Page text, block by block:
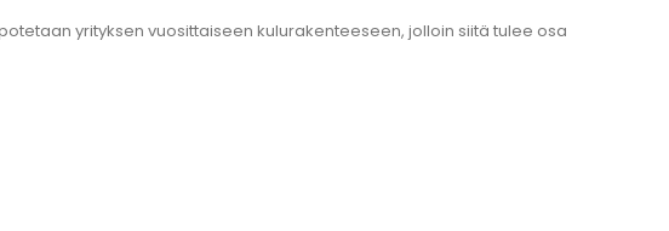
yrityksen vuosittaiseen kulurakenteeseen, jolloin siitä tulee osa